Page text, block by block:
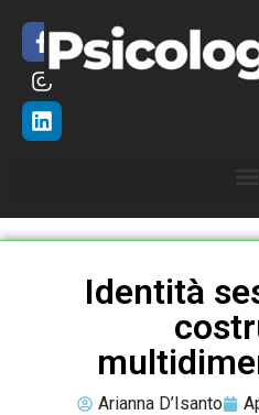
Identità
Arianna D’Isanto